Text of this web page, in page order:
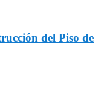
del Piso de